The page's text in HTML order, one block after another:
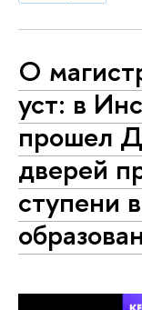
О
уст: в
прошел
дверей
ступени